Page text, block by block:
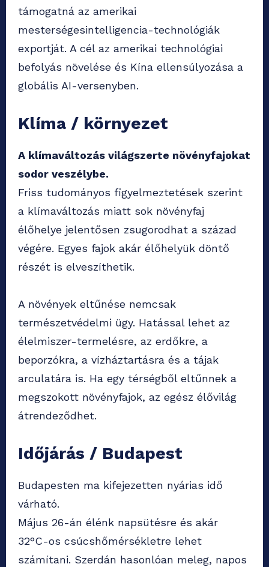
támogatná az amerikai
mesterségesintelligencia-technológiák
exportját. A cél az amerikai technológiai
befolyás növelése és Kína ellensúlyozása a
globális AI-versenyben.
Klíma / környezet
A klímaváltozás világszerte növényfajokat
sodor veszélybe.
Friss tudományos figyelmeztetések szerint
a klímaváltozás miatt sok növényfaj
élőhelye jelentősen zsugorodhat a század
végére. Egyes fajok akár élőhelyük döntő
részét is elveszíthetik.
A növények eltűnése nemcsak
természetvédelmi ügy. Hatással lehet az
élelmiszer-termelésre, az erdőkre, a
beporzókra, a vízháztartásra és a tájak
arculatára is. Ha egy térségből eltűnnek a
megszokott növényfajok, az egész élővilág
átrendeződhet.
Időjárás / Budapest
Budapesten ma kifejezetten nyárias idő
várható.
Május 26-án élénk napsütésre és akár
32°C-os csúcshőmérsékletre lehet
számítani. Szerdán hasonlóan meleg, napos